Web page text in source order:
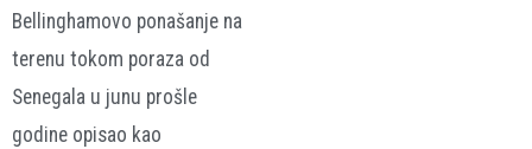
Bellinghamovo ponašanje na
terenu tokom poraza od
Senegala u junu prošle
godine opisao kao